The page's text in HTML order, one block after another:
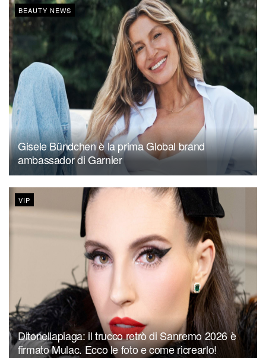
BEAUTY NEWS
Gisele Bündchen è la prima Global brand
ambassador di Garnier
VIP
Ditonellapiaga: il trucco retrò di Sanremo 2026 è
firmato Mulac. Ecco le foto e come ricrearlo!